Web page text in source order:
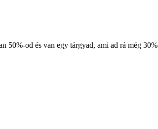
od és van egy tárgyad, ami ad rá még